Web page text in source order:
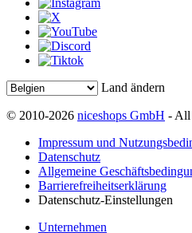
Land ändern
© 2010-2026 niceshops GmbH - All
Impressum und
Datenschutz
Allgemeine
Barrierefreiheitserklärung
Datenschutz-Einstellungen
Unternehmen